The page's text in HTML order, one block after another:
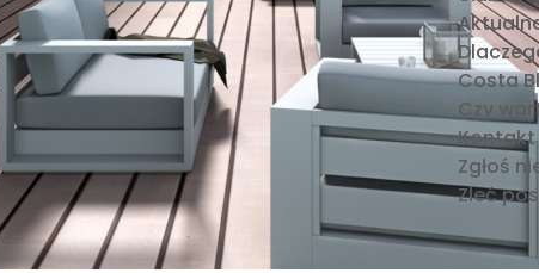
Costa
Czy
Kontakt
Zgłoś
Zleć